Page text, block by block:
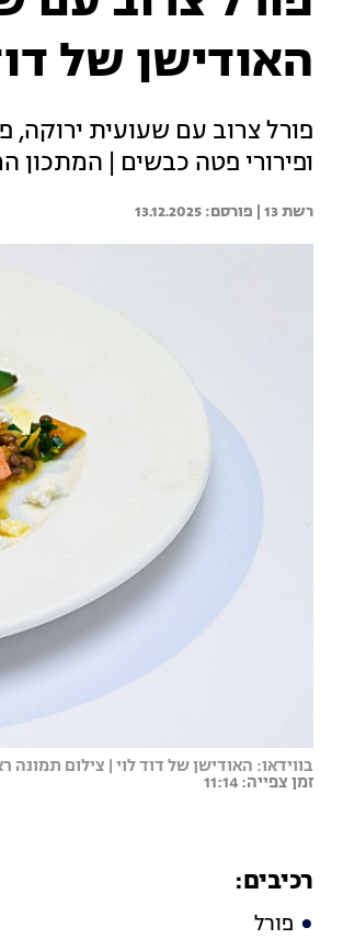
האודישן של
פורל צרוב עם שעועית
ופירורי פטה כבשים | המתכון
רשת 13 | 13.12.2025
בווידאו: האודישן של דוד לוי | צילום
זמן צפייה: 11:14
רכיבים:
פורל